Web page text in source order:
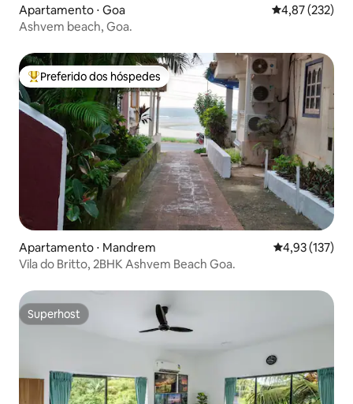
Apartamento ⋅ Goa 4,87 de uma
4,87 (232)
Ashvem beach, Goa.
Entre os melhores preferidos dos hóspedes
Preferido dos hóspedes
Apartamento ⋅ Mandrem 4,93 de uma
4,93 (137)
Vila do Britto, 2BHK Ashvem Beach Goa.
Superhost
Superhost